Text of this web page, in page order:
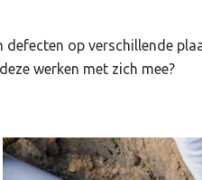
op verschillende
werken met zich mee?